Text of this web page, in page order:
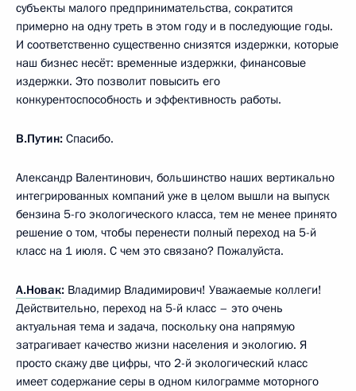
субъекты малого предпринимательства, сократится
примерно на одну треть в этом году и в последующие годы.
И соответственно существенно снизятся издержки, которые
наш бизнес несёт: временные издержки, финансовые
издержки. Это позволит повысить его
конкурентоспособность и эффективность работы.
В.Путин: Спасибо.
Александр Валентинович, большинство наших вертикально
интегрированных компаний уже в целом вышли на выпуск
бензина 5-го экологического класса, тем не менее принято
решение о том, чтобы перенести полный переход на 5-й
класс на 1 июля. С чем это связано? Пожалуйста.
А.Новак: Владимир Владимирович! Уважаемые коллеги!
Действительно, переход на 5-й класс – это очень
актуальная тема и задача, поскольку она напрямую
затрагивает качество жизни населения и экологию. Я
просто скажу две цифры, что 2-й экологический класс
имеет содержание серы в одном килограмме моторного